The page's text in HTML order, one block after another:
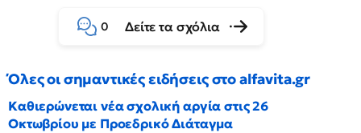
0 Δείτε τα σχόλια
Όλες οι σημαντικές ειδήσεις στο alfavita.gr
Καθιερώνεται νέα σχολική αργία στις 26
Οκτωβρίου με Προεδρικό Διάταγμα